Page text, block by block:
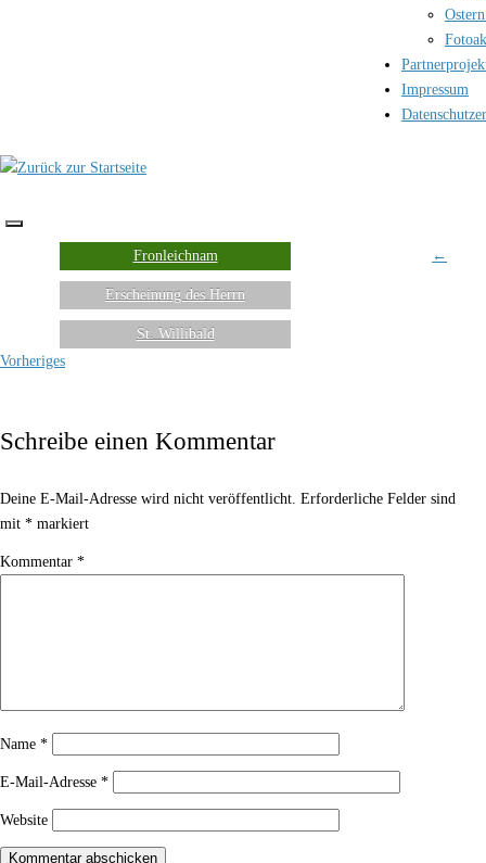
Impressum
Fronleichnam
Erscheinung des Herrn
St. Willibald
←
Vorheriges
Schreibe einen Kommentar
Deine E-Mail-Adresse wird nicht veröffentlicht. Erforderliche Felder sind
mit * markiert
Kommentar *
Name *
E-Mail-Adresse *
Website